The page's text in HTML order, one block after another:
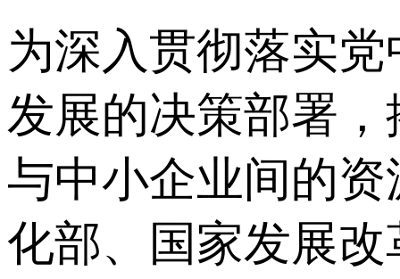
为深入贯彻落实
发展的决策部署
与中小企业间的
化部、国家发展